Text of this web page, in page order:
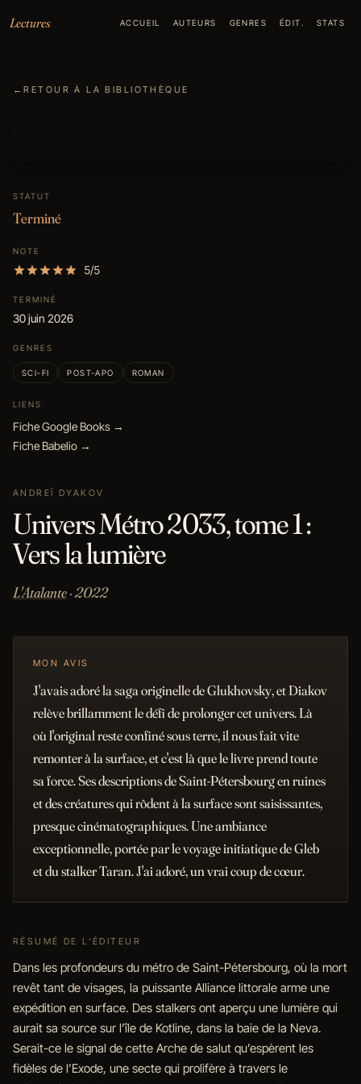
Lectures
ACCUEIL AUTEURS GENRES ÉDIT. STATS
←RETOUR À LA BIBLIOTHÈQUE
STATUT
Terminé
NOTE
5/5
TERMINÉ
30 juin 2026
GENRES
SCI-FI POST-APO ROMAN
LIENS
Fiche Google Books →
Fiche Babelio →
ANDREÏ DYAKOV
Univers Métro 2033, tome 1 :
Vers la lumière
L'Atalante· 2022
MON AVIS
J'avais adoré la saga originelle de Glukhovsky, et Diakov
relève brillamment le défi de prolonger cet univers. Là
où l'original reste confiné sous terre, il nous fait vite
remonter à la surface, et c'est là que le livre prend toute
sa force. Ses descriptions de Saint-Pétersbourg en ruines
et des créatures qui rôdent à la surface sont saisissantes,
presque cinématographiques. Une ambiance
exceptionnelle, portée par le voyage initiatique de Gleb
et du stalker Taran. J'ai adoré, un vrai coup de cœur.
RÉSUMÉ DE L'ÉDITEUR
Dans les profondeurs du métro de Saint-Pétersbourg, où la mort
revêt tant de visages, la puissante Alliance littorale arme une
expédition en surface. Des stalkers ont aperçu une lumière qui
aurait sa source sur l’île de Kotline, dans la baie de la Neva.
Serait-ce le signal de cette Arche de salut qu’espèrent les
fidèles de l’Exode, une secte qui prolifère à travers le